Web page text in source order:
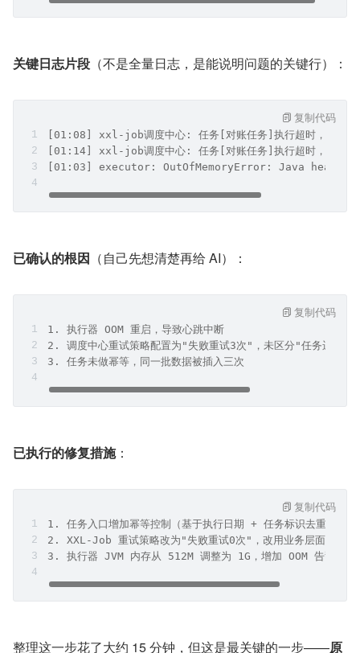
关键日志片段 （不是全量日志，是能说明问题的关键行）：
[01:08] xxl-job调度中心: 任务[对账任务]执行超时，触发重
[01:14] xxl-job调度中心: 任务[对账任务]执行超时，触发重
[01:03] executor: OutOfMemoryError: Java heap
复制代码
已确认的根因 （自己先想清楚再给 AI）：
1. 执行器 OOM 重启，导致心跳中断
2. 调度中心重试策略配置为"失败重试3次"，未区分"任务运行
3. 任务未做幂等，同一批数据被插入三次
复制代码
已执行的修复措施：
1. 任务入口增加幂等控制（基于执行日期 + 任务标识去重）
2. XXL-Job 重试策略改为"失败重试0次"，改用业务层面的补偿
3. 执行器 JVM 内存从 512M 调整为 1G，增加 OOM 告警
复制代码
整理这一步花了大约 15 分钟，但这是最关键的一步——原